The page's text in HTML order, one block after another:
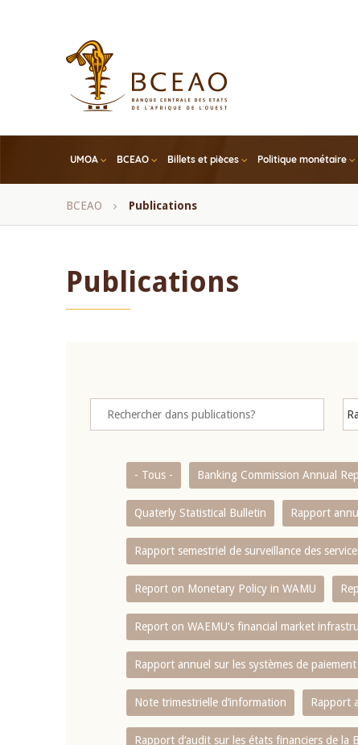
UMOA BCEAO Billets et pièces Politique monétaire
Fil
BCEAO Publications
Publications
- Tous - Banking Commission Annual
Quaterly Statistical Bulletin Rapport
Rapport semestriel de surveillance des
Report on Monetary Policy in WAMU
Report on WAEMU’s financial market
Rapport annuel sur les systèmes de paiement
Note trimestrielle d‘information Rapport
Rapport d‘audit sur les états financiers de la